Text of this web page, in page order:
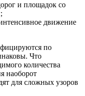
и площадок со
движение
по
Что
количества
наоборот
для сложных узоров